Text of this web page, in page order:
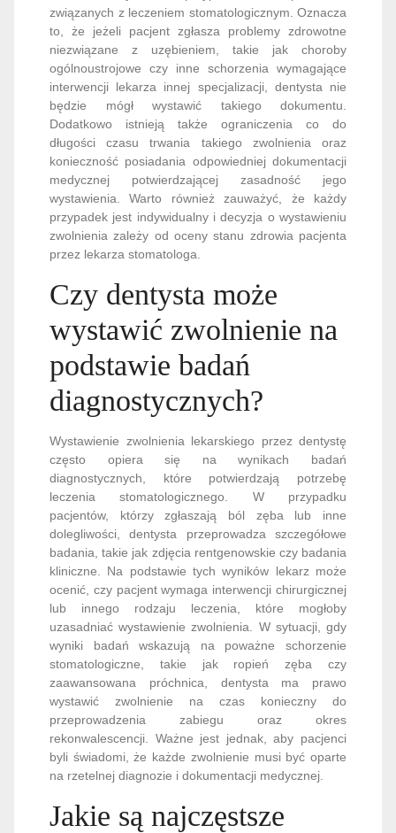
związanych z leczeniem stomatologicznym. Oznacza
to, że jeżeli pacjent zgłasza problemy zdrowotne
niezwiązane z uzębieniem, takie jak choroby
ogólnoustrojowe czy inne schorzenia wymagające
interwencji lekarza innej specjalizacji, dentysta nie
będzie mógł wystawić takiego dokumentu.
Dodatkowo istnieją także ograniczenia co do
długości czasu trwania takiego zwolnienia oraz
konieczność posiadania odpowiedniej dokumentacji
medycznej potwierdzającej zasadność jego
wystawienia. Warto również zauważyć, że każdy
przypadek jest indywidualny i decyzja o wystawieniu
zwolnienia zależy od oceny stanu zdrowia pacjenta
przez lekarza stomatologa.
Czy dentysta może
wystawić zwolnienie na
podstawie badań
diagnostycznych?
Wystawienie zwolnienia lekarskiego przez dentystę
często opiera się na wynikach badań
diagnostycznych, które potwierdzają potrzebę
leczenia stomatologicznego. W przypadku
pacjentów, którzy zgłaszają ból zęba lub inne
dolegliwości, dentysta przeprowadza szczegółowe
badania, takie jak zdjęcia rentgenowskie czy badania
kliniczne. Na podstawie tych wyników lekarz może
ocenić, czy pacjent wymaga interwencji chirurgicznej
lub innego rodzaju leczenia, które mogłoby
uzasadniać wystawienie zwolnienia. W sytuacji, gdy
wyniki badań wskazują na poważne schorzenie
stomatologiczne, takie jak ropień zęba czy
zaawansowana próchnica, dentysta ma prawo
wystawić zwolnienie na czas konieczny do
przeprowadzenia zabiegu oraz okres
rekonwalescencji. Ważne jest jednak, aby pacjenci
byli świadomi, że każde zwolnienie musi być oparte
na rzetelnej diagnozie i dokumentacji medycznej.
Jakie są najczęstsze